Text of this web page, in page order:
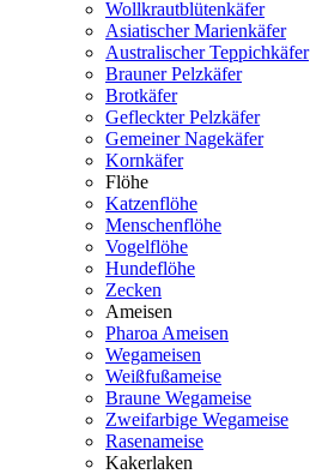
Wollkrautblütenkäfer
Asiatischer Marienkäfer
Australischer Teppichkäfer
Brauner Pelzkäfer
Brotkäfer
Gefleckter Pelzkäfer
Gemeiner Nagekäfer
Kornkäfer
Flöhe
Katzenflöhe
Menschenflöhe
Vogelflöhe
Hundeflöhe
Zecken
Ameisen
Pharoa Ameisen
Wegameisen
Weißfußameise
Braune Wegameise
Zweifarbige Wegameise
Rasenameise
Kakerlaken